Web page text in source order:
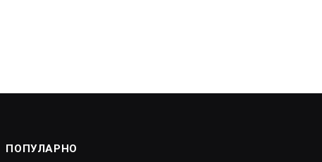
ПОПУЛАРНО